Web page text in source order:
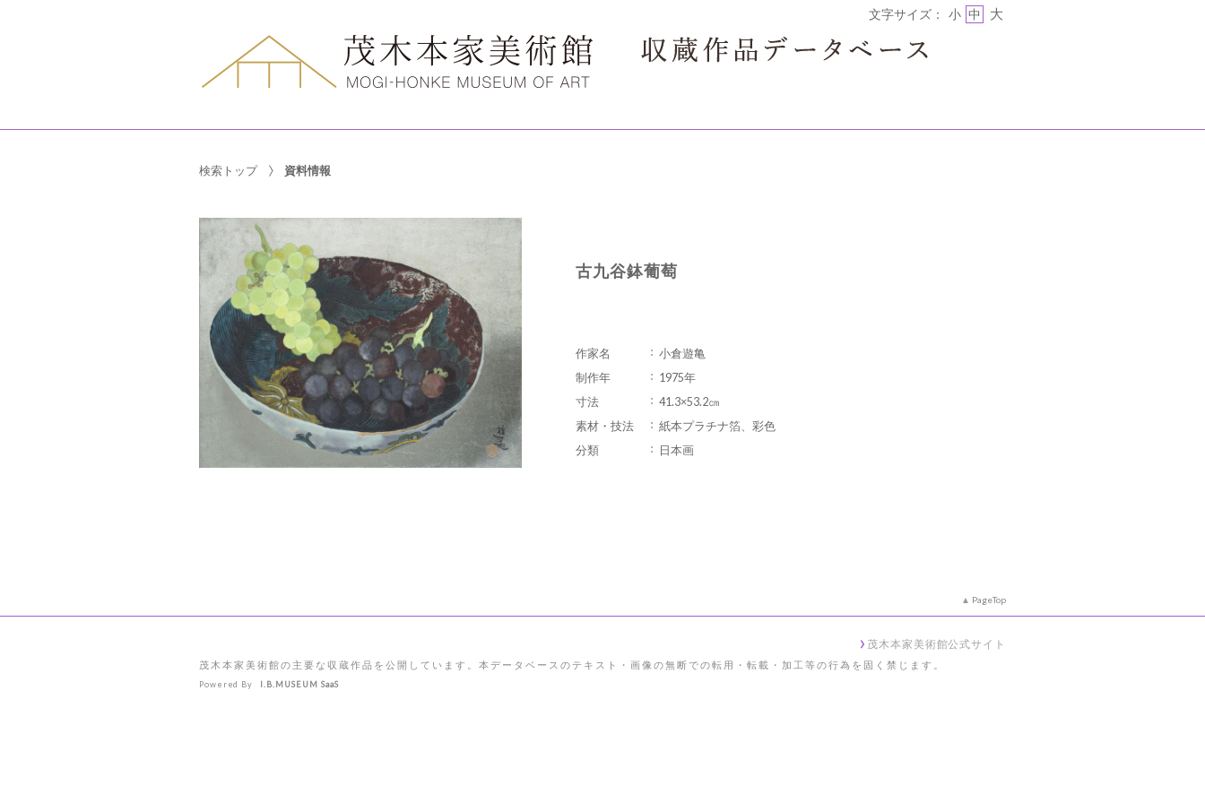
文字サイズ： 小 中 大
検索トップ 資料情報
古九谷鉢葡萄
作家名
小倉遊亀
制作年
1975年
寸法
41.3×53.2㎝
素材・技法
紙本プラチナ箔、彩色
分類
日本画
PageTop
茂木本家美術館公式サイト
茂木本家美術館の主要な収蔵作品を公開しています。本データベースのテキスト・画像の無断での転用・転載・加工等の行為を固く禁じます。
Powered By I.B.MUSEUM SaaS